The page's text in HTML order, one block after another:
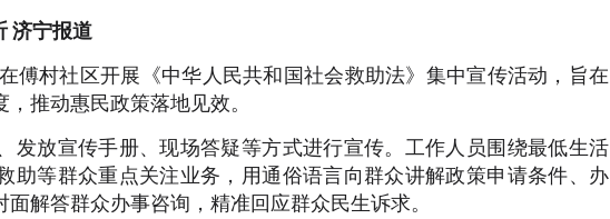
济宁报道
傅村社区开展《中华人民共和国社会救助法》集中宣传活动，旨在
推动惠民政策落地见效。
发放宣传手册、现场答疑等方式进行宣传。工作人员围绕最低生活
助等群众重点关注业务，用通俗语言向群众讲解政策申请条件、办
解答群众办事咨询，精准回应群众民生诉求。